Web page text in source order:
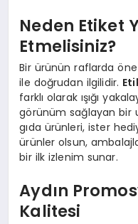
Neden Etiket
Etmelisiniz?
Bir ürünün raflarda
ile doğrudan ilgilidir.
farklı olarak ışığı
görünüm sağlayan bir
gıda ürünleri, ister
ürünler olsun,
bir ilk izlenim sunar.
Aydın
Kalitesi